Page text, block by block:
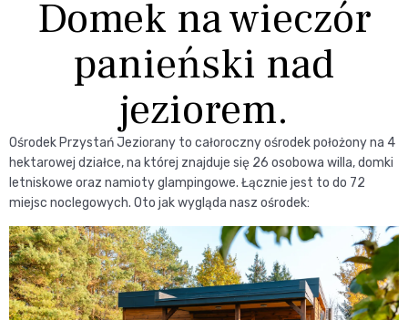
Domek na wieczór
panieński nad
jeziorem.
Ośrodek Przystań Jeziorany to całoroczny ośrodek położony na 4
hektarowej działce, na której znajduje się 26 osobowa willa, domki
letniskowe oraz namioty glampingowe. Łącznie jest to do 72
miejsc noclegowych. Oto jak wygląda nasz ośrodek: